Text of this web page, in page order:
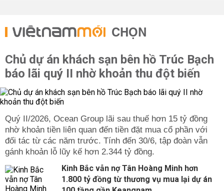
CHỌN
Chủ dự án khách sạn bên hồ Trúc Bạch
báo lãi quý II nhờ khoản thu đột biến
Quý II/2026, Ocean Group lãi sau thuế hơn 15 tỷ đồng
nhờ khoản tiền liên quan đến tiền đặt mua cổ phần với
đối tác từ các năm trước. Tính đến 30/6, tập đoàn vẫn
gánh khoản lỗ lũy kế hơn 2.344 tỷ đồng.
Kinh Bắc vẫn nợ Tân Hoàng Minh hơn
1.800 tỷ đồng từ thương vụ mua lại dự án